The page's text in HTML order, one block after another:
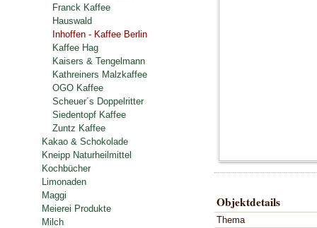
Objektdetails
Thema
Franck Kaffee
Hauswald
Inhoffen - Kaffee Berlin
Kaffee Hag
Kaisers & Tengelmann
Kathreiners Malzkaffee
OGO Kaffee
Scheuer´s Doppelritter
Siedentopf Kaffee
Zuntz Kaffee
Kakao & Schokolade
Kneipp Naturheilmittel
Kochbücher
Limonaden
Maggi
Meierei Produkte
Milch